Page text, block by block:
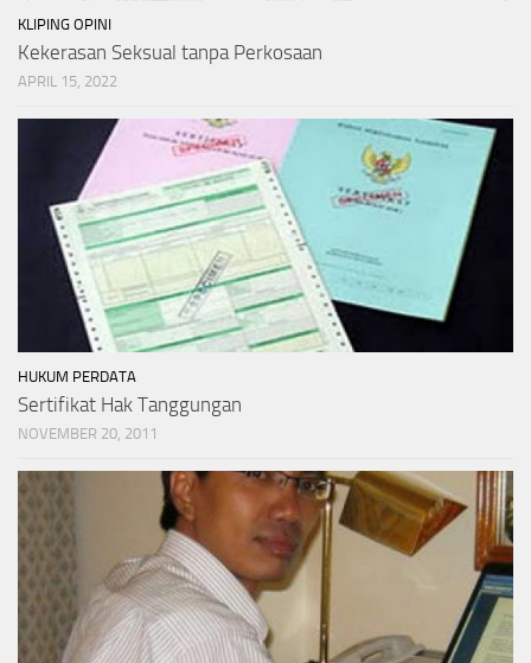
KLIPING OPINI
Kekerasan Seksual tanpa Perkosaan
APRIL 15, 2022
HUKUM PERDATA
Sertifikat Hak Tanggungan
NOVEMBER 20, 2011